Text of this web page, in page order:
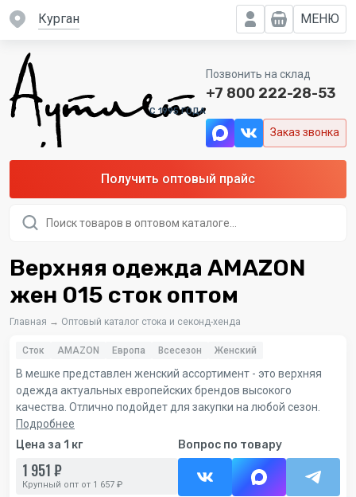
Курган МЕНЮ
C 1995 ГОДА
Позвонить на склад
+7 800 222-28-53
Заказ звонка
Получить оптовый прайс
товаров
Верхняя одежда AMAZON
жен 015 сток оптом
Главная → Оптовый каталог стока и секонд-хенда
Сток AMAZON Европа Всесезон Женский
В мешке представлен женский ассортимент - это верхняя
одежда актуальных европейских брендов высокого
качества. Отлично подойдет для закупки на любой сезон.
Подробнее
Цена за 1 кг
1 951 ₽
Крупный опт от 1 657 ₽
Вопрос по товару